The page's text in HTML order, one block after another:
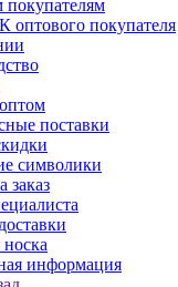
оптового покупателя
поставки
символики
заказ
информация